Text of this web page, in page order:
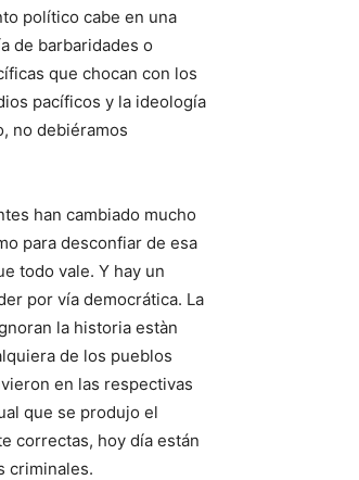
polí­tico cabe en una
de barbaridades o
que chocan con los
pacíficos y la ideología
no debiéramos
han cambiado mucho
para desconfiar de esa
todo vale. Y hay un
por vía democrática. La
la historia estàn
de los pueblos
en las respectivas
que se produjo el
correctas, hoy día están
criminales.